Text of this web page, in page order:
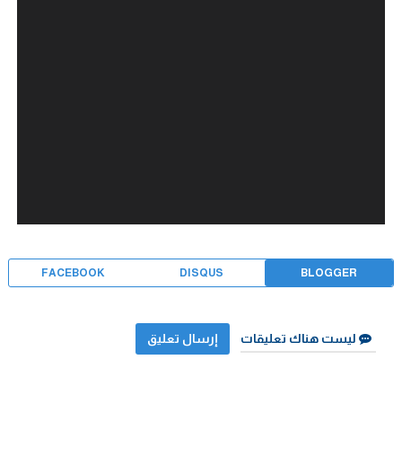
BLOGGER
DISQUS
FACEBOOK
ليست هناك تعليقات إرسال تعليق